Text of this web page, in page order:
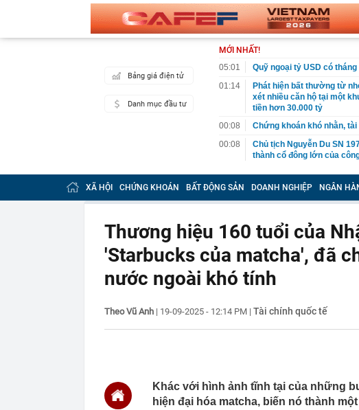
Bảng giá điện tử
Danh mục đầu tư
MỚI NHẤT!
05:01
Quỹ ngoại tỷ USD có
01:14
Phát hiện bất thường từ
xét nhiều căn hộ tại một
tiền hơn 30.000 tỷ
00:08
Chứng khoán khó nhằn,
00:08
Chủ tịch Nguyễn Du SN
thành cổ đông lớn của
00:05
Ít người biết đỉnh núi cao
nhất biên cương” ở độ
giường bệnh, vừa được
2026"
00:05
56 mã chứng khoán bị
00:03
Một doanh nghiệp Việt thu
ngay trong tháng 8
00:01
VNPT nắm giữ lượng tiền
Nắm trong tay Điện Máy
00:01
Khám xét ngôi nhà cổ,
5 thỏi vàng giấu trong
XÃ HỘI CHỨNG KHOÁN BẤT ĐỘNG SẢN DOANH NGHIỆP NGÂN
Thương hiệu 160 tuổi của
'Starbucks của matcha', đã
nước ngoài khó tính
Theo Vũ Anh | 19-09-2025 - 12:14 PM | Tài chính quốc tế
Khác với hình ảnh tĩnh tại của những
hiện đại hóa matcha, biến nó thành